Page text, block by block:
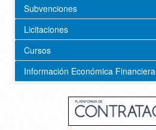
Subvenciones
Licitaciones
Cursos
Información Económica Financiera